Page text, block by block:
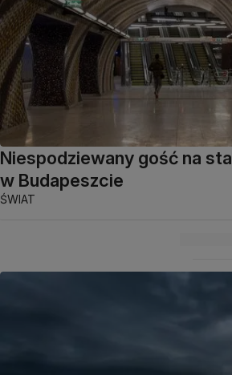
Niespodziewany gość na
w Budapeszcie
ŚWIAT